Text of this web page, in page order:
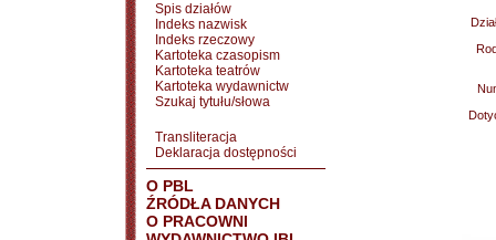
Spis działów
Indeks nazwisk
Indeks rzeczowy
Kartoteka czasopism
Kartoteka teatrów
Kartoteka wydawnictw
Szukaj tytułu/słowa
Transliteracja
Deklaracja dostępności
O PBL
ŹRÓDŁA DANYCH
O PRACOWNI